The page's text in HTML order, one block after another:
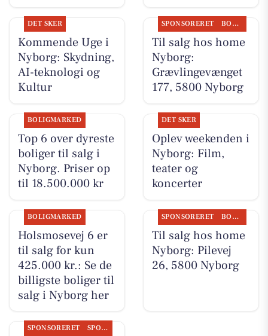
DET SKER
Kommende Uge i
Nyborg: Skydning,
AI-teknologi og
Kultur
SPONSORERET BOLIGMARKED
Til salg hos home
Nyborg:
Grævlingevænget
177, 5800 Nyborg
BOLIGMARKED
Top 6 over dyreste
boliger til salg i
Nyborg. Priser op
til 18.500.000 kr
DET SKER
Oplev weekenden i
Nyborg: Film,
teater og
koncerter
BOLIGMARKED
Holsmosevej 6 er
til salg for kun
425.000 kr.: Se de
billigste boliger til
salg i Nyborg her
SPONSORERET BOLIGMARKED
Til salg hos home
Nyborg: Pilevej
26, 5800 Nyborg
SPONSORERET SPONSORERET INDHOLD